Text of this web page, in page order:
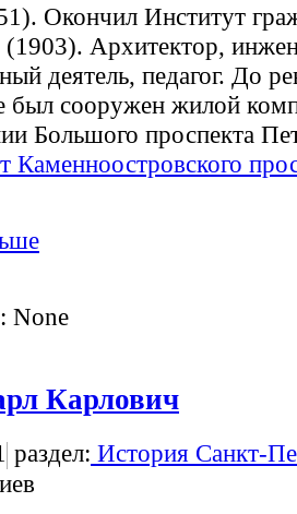
Окончил Институт
Архитектор,
деятель, педагог. До
был сооружен жилой
Большого проспекта
Каменноостровского
None
Карлович
раздел: История Санкт-